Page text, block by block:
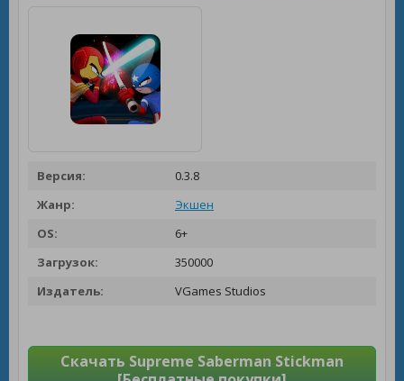
Версия:
0.3.8
Жанр:
Экшен
OS:
6+
Загрузок:
350000
Издатель:
VGames Studios
Скачать Supreme Saberman Stickman